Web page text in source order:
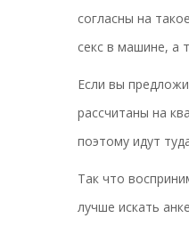
согласны на
секс в машине, а
Если вы
рассчитаны на
поэтому идут
Так что
лучше искать